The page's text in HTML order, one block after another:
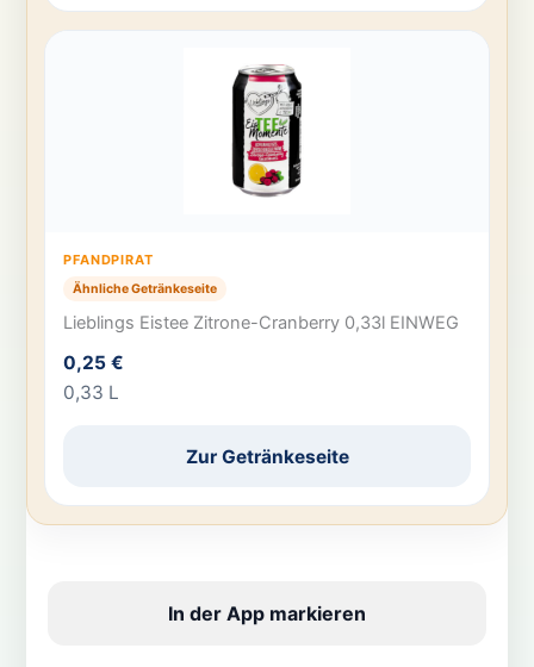
PFANDPIRAT
Ähnliche Getränkeseite
Lieblings Eistee Zitrone-Cranberry 0,33l EINWEG
0,25 €
0,33 L
Zur Getränkeseite
In der App markieren